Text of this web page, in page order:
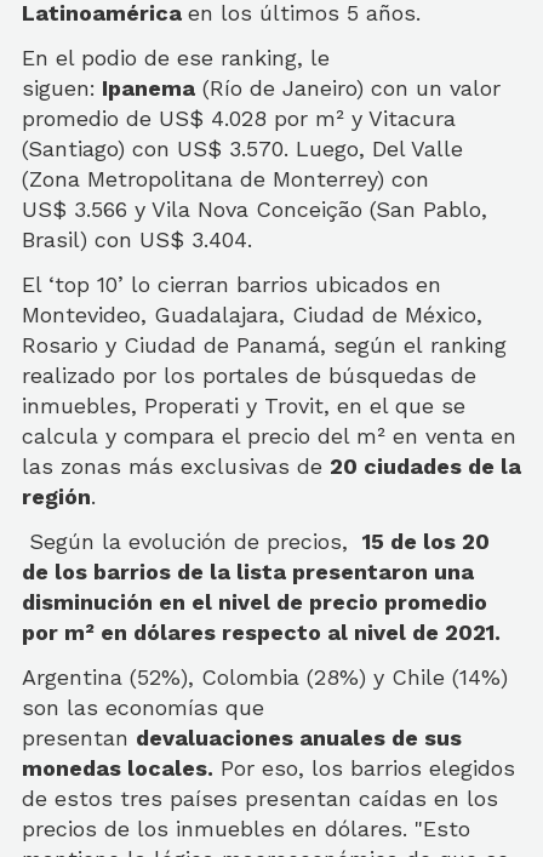
Latinoamérica en los últimos 5 años.
En el podio de ese ranking, le
siguen: Ipanema (Río de Janeiro) con un valor
promedio de US$ 4.028 por m² y Vitacura
(Santiago) con US$ 3.570. Luego, Del Valle
(Zona Metropolitana de Monterrey) con
US$ 3.566 y Vila Nova Conceição (San Pablo,
Brasil) con US$ 3.404.
El ‘top 10’ lo cierran barrios ubicados en
Montevideo, Guadalajara, Ciudad de México,
Rosario y Ciudad de Panamá, según el ranking
realizado por los portales de búsquedas de
inmuebles, Properati y Trovit, en el que se
calcula y compara el precio del m² en venta en
las zonas más exclusivas de 20 ciudades de la
región.
Según la evolución de precios, 15 de los 20
de los barrios de la lista presentaron una
disminución en el nivel de precio promedio
por m² en dólares respecto al nivel de 2021.
Argentina (52%), Colombia (28%) y Chile (14%)
son las economías que
presentan devaluaciones anuales de sus
monedas locales. Por eso, los barrios elegidos
de estos tres países presentan caídas en los
precios de los inmuebles en dólares. "Esto